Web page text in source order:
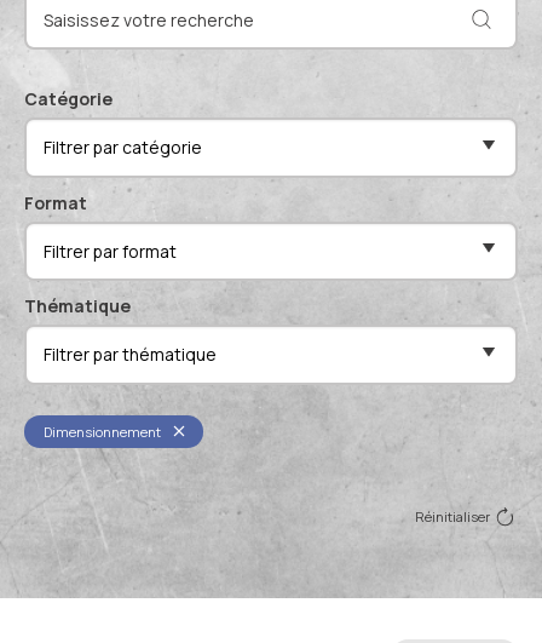
Conférences de professionnels
Publications scientifiques
Catégorie
Filtrer par catégorie
Format
Filtrer par format
Thématique
Filtrer par thématique
Dimensionnement
Réinitialiser